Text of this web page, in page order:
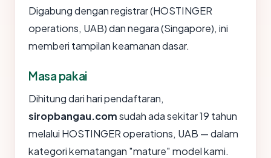
Digabung dengan registrar (HOSTINGER
operations, UAB) dan negara (Singapore), ini
memberi tampilan keamanan dasar.
Masa pakai
Dihitung dari hari pendaftaran,
siropbangau.comsudah ada sekitar 19 tahun
melalui HOSTINGER operations, UAB — dalam
kategori kematangan "mature" model kami.